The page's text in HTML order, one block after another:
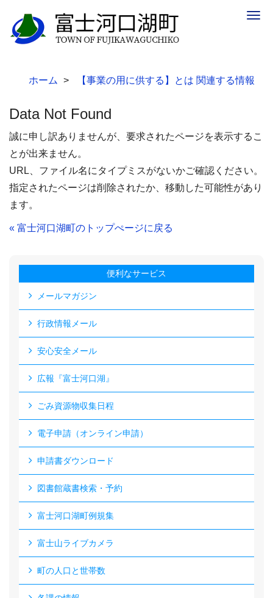
ホーム 【事業の用に供する】とは 関連する情報
Data Not Found
誠に申し訳ありませんが、要求されたページを表示するこ
とが出来ません。
URL、ファイル名にタイプミスがないかご確認ください。
指定されたページは削除されたか、移動した可能性があり
ます。
« 富士河口湖町のトップぺージに戻る
便利なサービス
メールマガジン
行政情報メール
安心安全メール
広報『富士河口湖』
ごみ資源物収集日程
電子申請（オンライン申請）
申請書ダウンロード
図書館蔵書検索・予約
富士河口湖町例規集
富士山ライブカメラ
町の人口と世帯数